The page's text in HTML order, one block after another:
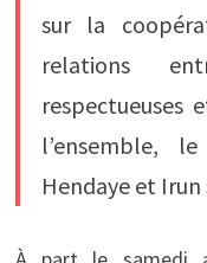
sur la
relations
respectueuses
l’ensemble,
Hendaye et Irun